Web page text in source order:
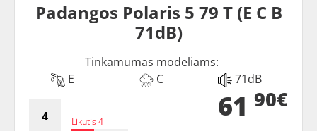
Padangos Polaris 5 79 T (E C B
71dB)
Tinkamumas modeliams:
E
C 71dB
Likutis 4 61 90€